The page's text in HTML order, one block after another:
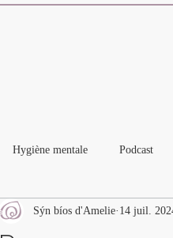
Hygiène mentale Podcast
Sýn bíos d'Amelie 14 juil.